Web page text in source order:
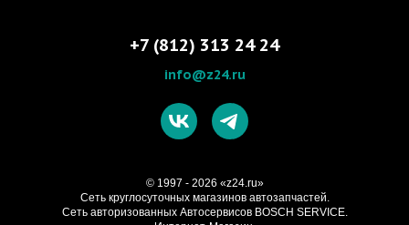
+7 (812) 313 24 24
info@z24.ru
© 1997 - 2026 «z24.ru»
Cеть круглосуточных магазинов автозапчастей.
Сеть авторизованных Автосервисов BOSCH SERVICE.